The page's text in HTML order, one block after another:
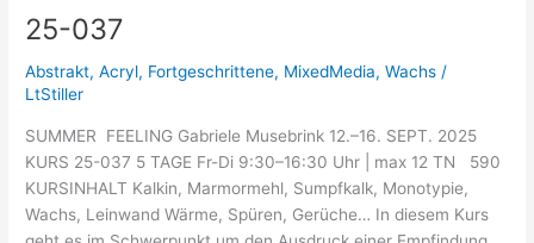
25-037
Abstrakt,Acryl, Fortgeschrittene, MixedMedia,Wachs /
LtStiller
SUMMER FEELING Gabriele Musebrink 12.–16. SEPT. 2025
KURS 25-037 5 TAGE Fr-Di 9:30–16:30 Uhr | max 12 TN 590
KURSINHALT Kalkin, Marmormehl, Sumpfkalk, Monotypie,
Wachs, Leinwand Wärme, Spüren, Gerüche… In diesem Kurs
25-